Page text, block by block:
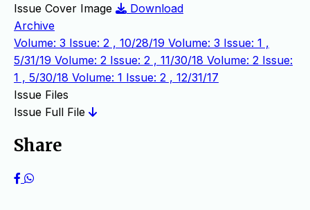
Issue Cover Image
Download
Archive
Volume: 3 Issue: 2 , 10/28/19 Volume: 3 Issue: 1 ,
5/31/19 Volume: 2 Issue: 2 , 11/30/18 Volume: 2 Issue:
1 , 5/30/18 Volume: 1 Issue: 2 , 12/31/17
Issue Files
Issue Full File
Share